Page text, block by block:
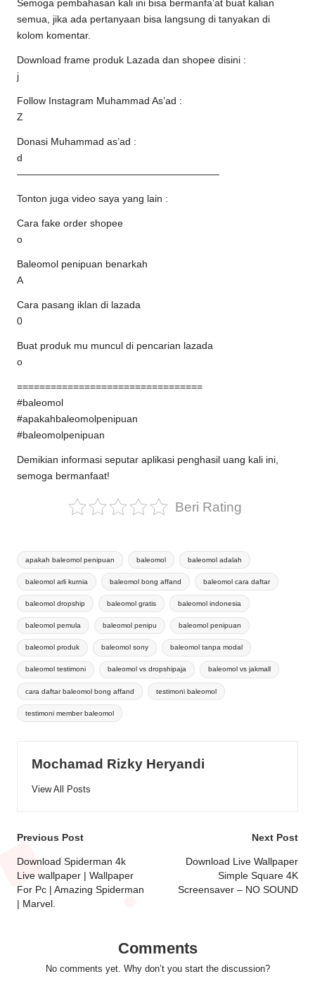
Semoga pembahasan kali ini bisa bermanfa’at buat kalian
semua, jika ada pertanyaan bisa langsung di tanyakan di
kolom komentar.
Download frame produk Lazada dan shopee disini :
j
Follow Instagram Muhammad As’ad :
Z
Donasi Muhammad as’ad :
d
————————————————————–
Tonton juga video saya yang lain :
Cara fake order shopee
o
Baleomol penipuan benarkah
A
Cara pasang iklan di lazada
0
Buat produk mu muncul di pencarian lazada
o
=================================
#baleomol
#apakahbaleomolpenipuan
#baleomolpenipuan
Demikian informasi seputar aplikasi penghasil uang kali ini,
semoga bermanfaat!
Beri Rating
Tags:
apakah baleomol penipuan baleomol baleomol adalah
baleomol arli kurnia baleomol bong affand baleomol cara daftar
baleomol dropship baleomol gratis baleomol indonesia
baleomol pemula baleomol penipu baleomol penipuan
baleomol produk baleomol sony baleomol tanpa modal
baleomol testimoni baleomol vs dropshipaja baleomol vs jakmall
cara daftar baleomol bong affand testimoni baleomol
testimoni member baleomol
Mochamad Rizky Heryandi
View All Posts
Post
navigation
Previous Post
Download Spiderman 4k
Live wallpaper | Wallpaper
For Pc | Amazing Spiderman
| Marvel.
Next Post
Download Live Wallpaper
Simple Square 4K
Screensaver – NO SOUND
Comments
No comments yet. Why don’t you start the discussion?